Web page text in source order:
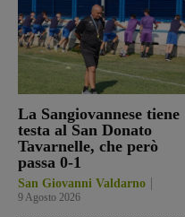
La Sangiovannese tiene
testa al San Donato
Tavarnelle, che però
passa 0-1
San Giovanni Valdarno
9 Agosto 2026